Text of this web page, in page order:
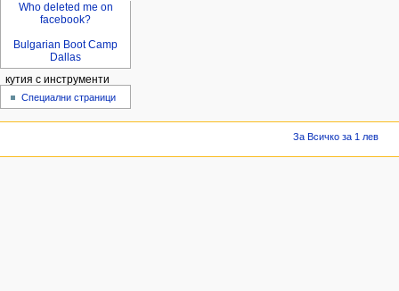
Who deleted me on
facebook?
Bulgarian Boot Camp
Dallas
кутия с инструменти
Специални страници
За Всичко за 1 лев